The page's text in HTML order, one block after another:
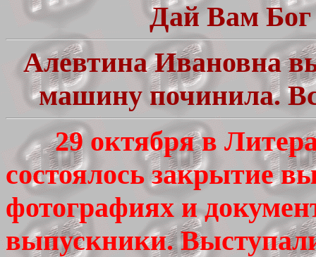
Дай Вам Бог
Алевтина Ивановна
машину починила.
29 октября в
состоялось закрытие
фотографиях и
выпускники.